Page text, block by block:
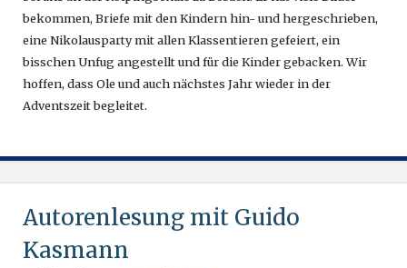
bekommen, Briefe mit den Kindern hin- und hergeschrieben,
eine Nikolausparty mit allen Klassentieren gefeiert, ein
bisschen Unfug angestellt und für die Kinder gebacken. Wir
hoffen, dass Ole und auch nächstes Jahr wieder in der
Adventszeit begleitet.
Autorenlesung mit Guido
Kasmann